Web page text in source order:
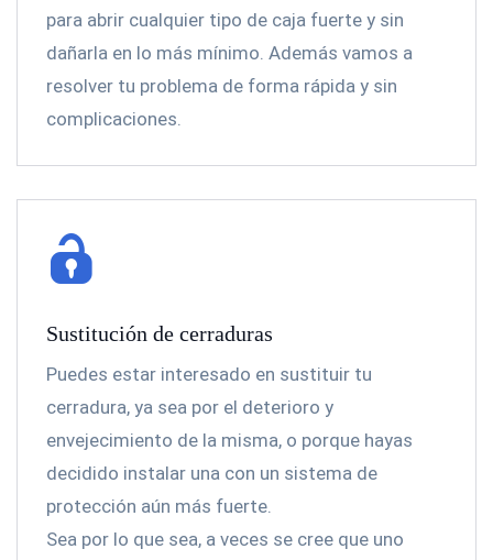
para abrir cualquier tipo de caja fuerte y sin
dañarla en lo más mínimo. Además vamos a
resolver tu problema de forma rápida y sin
complicaciones.
Sustitución de cerraduras
Puedes estar interesado en sustituir tu
cerradura, ya sea por el deterioro y
envejecimiento de la misma, o porque hayas
decidido instalar una con un sistema de
protección aún más fuerte.
Sea por lo que sea, a veces se cree que uno